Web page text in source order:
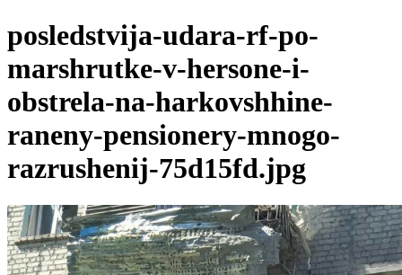
posledstvija-udara-rf-po-
marshrutke-v-hersone-i-
obstrela-na-harkovshhine-
raneny-pensionery-mnogo-
razrushenij-75d15fd.jpg